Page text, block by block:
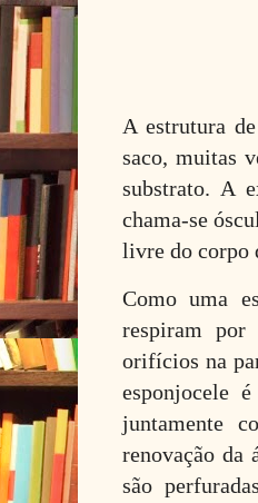
A estrutura
saco, muitas
substrato. A
chama-se
livre do corpo
Como uma
respiram por
orifícios na
esponjocele
juntamente
renovação da
são